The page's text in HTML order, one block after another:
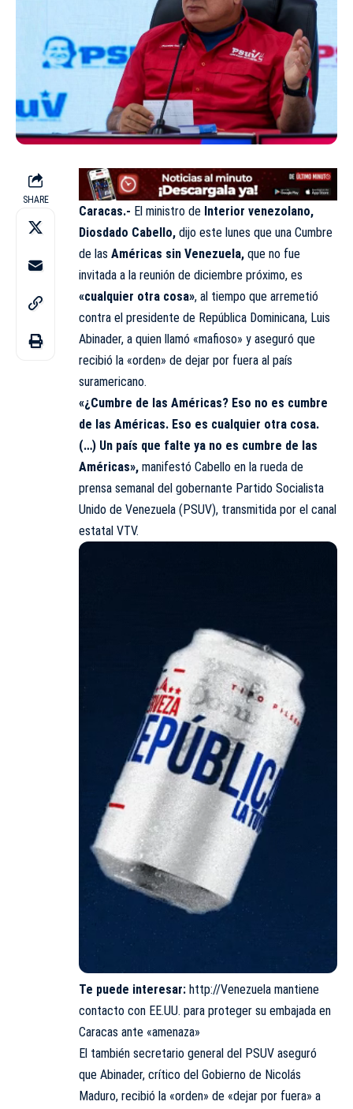
SHARE
Caracas.- El ministro de Interior venezolano,
Diosdado Cabello, dijo este lunes que una Cumbre
de las Américas sin Venezuela, que no fue
invitada a la reunión de diciembre próximo, es
«cualquier otra cosa», al tiempo que arremetió
contra el presidente de República Dominicana, Luis
Abinader, a quien llamó «mafioso» y aseguró que
recibió la «orden» de dejar por fuera al país
suramericano.
«¿Cumbre de las Américas? Eso no es cumbre
de las Américas. Eso es cualquier otra cosa.
(…) Un país que falte ya no es cumbre de las
Américas», manifestó Cabello en la rueda de
prensa semanal del gobernante Partido Socialista
Unido de Venezuela (PSUV), transmitida por el canal
estatal VTV.
Te puede interesar: http://Venezuela mantiene
contacto con EE.UU. para proteger su embajada en
Caracas ante «amenaza»
El también secretario general del PSUV aseguró
que Abinader, crítico del Gobierno de Nicolás
Maduro, recibió la «orden» de «dejar por fuera» a